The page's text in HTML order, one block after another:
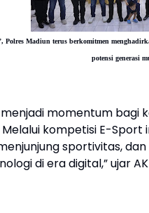
, Polres Madiun terus berkomitmen
potensi generasi
momentum
kompetisi E-
sportivitas,
di era digital,” ujar